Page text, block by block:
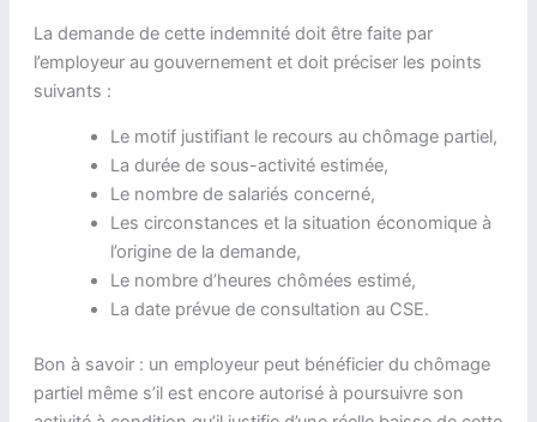
La demande de cette indemnité doit être faite par
l’employeur au gouvernement et doit préciser les points
suivants :
Le motif justifiant le recours au chômage partiel,
La durée de sous-activité estimée,
Le nombre de salariés concerné,
Les circonstances et la situation économique à
l’origine de la demande,
Le nombre d’heures chômées estimé,
La date prévue de consultation au CSE.
Bon à savoir : un employeur peut bénéficier du chômage
partiel même s’il est encore autorisé à poursuivre son